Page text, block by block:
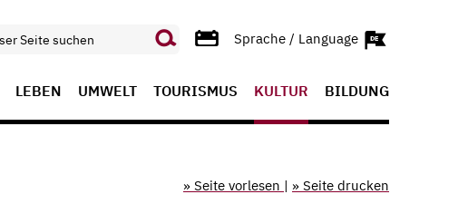
Sprache / Language
LEBEN UMWELT TOURISMUS KULTUR BILDUNG
» Seite vorlesen | » Seite drucken